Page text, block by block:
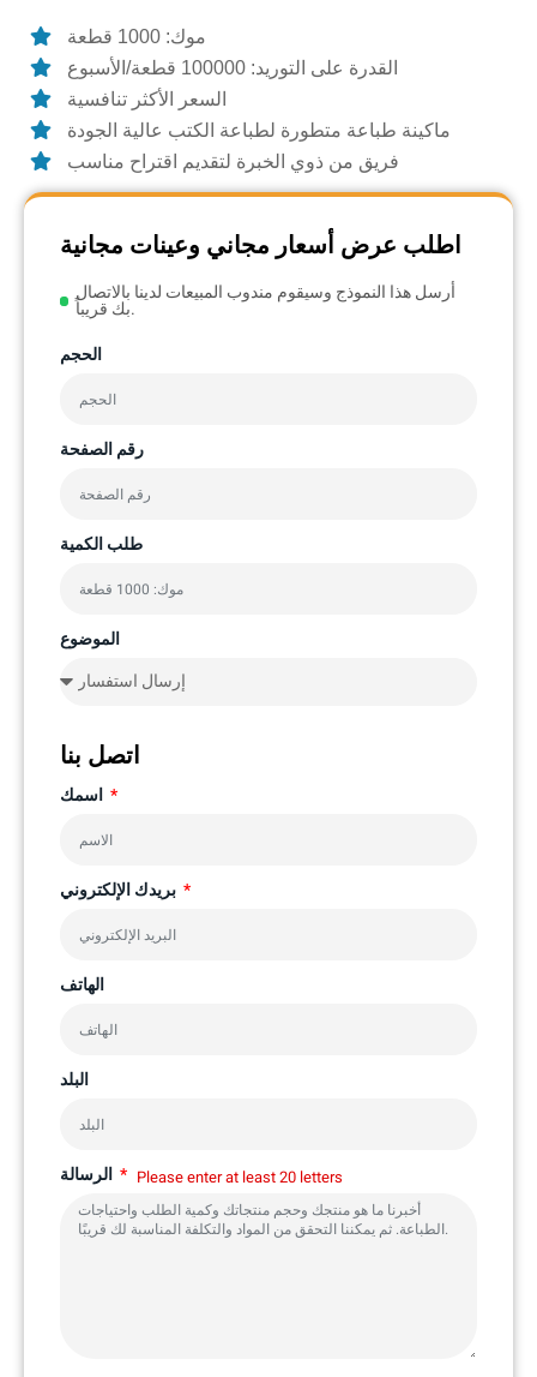
موك: 1000 قطعة
القدرة على التوريد: 100000 قطعة/الأسبوع
السعر الأكثر تنافسية
ماكينة طباعة متطورة لطباعة الكتب عالية الجودة
فريق من ذوي الخبرة لتقديم اقتراح مناسب
اطلب عرض أسعار مجاني وعينات مجانية
أرسل هذا النموذج وسيقوم مندوب المبيعات لدينا بالاتصال
بك قريباً.
الحجم
رقم الصفحة
طلب الكمية
الموضوع
اتصل بنا
الهاتف
البلد
Please enter at least 20 letters